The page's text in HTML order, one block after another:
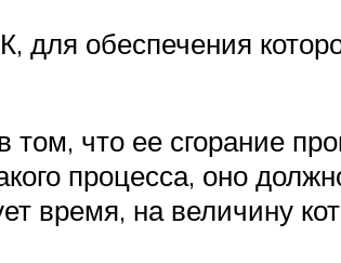
обеспечения
что ее сгорание
процесса, оно
время, на величину